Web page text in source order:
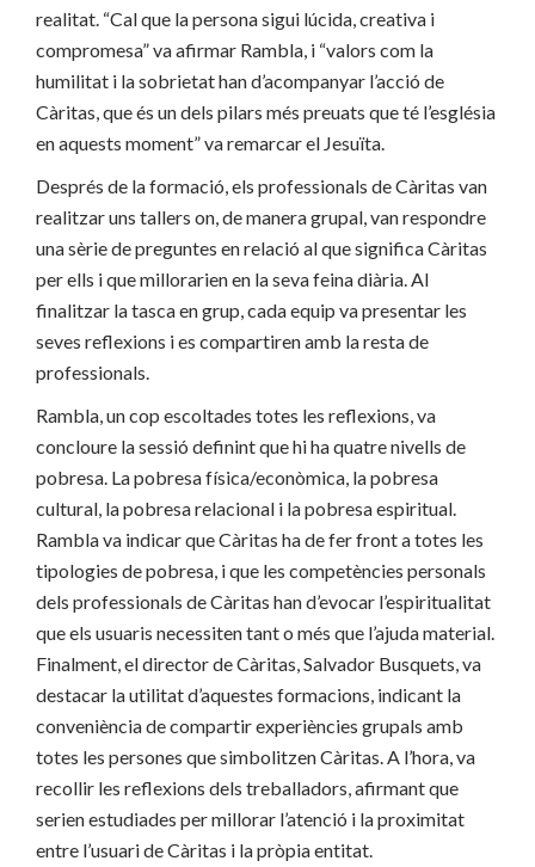
realitat. “Cal que la persona sigui lúcida, creativa i
compromesa” va afirmar Rambla, i “valors com la
humilitat i la sobrietat han d’acompanyar l’acció de
Càritas, que és un dels pilars més preuats que té l’església
en aquests moment” va remarcar el Jesuïta.
Després de la formació, els professionals de Càritas van
realitzar uns tallers on, de manera grupal, van respondre
una sèrie de preguntes en relació al que significa Càritas
per ells i que millorarien en la seva feina diària. Al
finalitzar la tasca en grup, cada equip va presentar les
seves reflexions i es compartiren amb la resta de
professionals.
Rambla, un cop escoltades totes les reflexions, va
concloure la sessió definint que hi ha quatre nivells de
pobresa. La pobresa física/econòmica, la pobresa
cultural, la pobresa relacional i la pobresa espiritual.
Rambla va indicar que Càritas ha de fer front a totes les
tipologies de pobresa, i que les competències personals
dels professionals de Càritas han d’evocar l’espiritualitat
que els usuaris necessiten tant o més que l’ajuda material.
Finalment, el director de Càritas, Salvador Busquets, va
destacar la utilitat d’aquestes formacions, indicant la
conveniència de compartir experiències grupals amb
totes les persones que simbolitzen Càritas. A l’hora, va
recollir les reflexions dels treballadors, afirmant que
serien estudiades per millorar l’atenció i la proximitat
entre l’usuari de Càritas i la pròpia entitat.